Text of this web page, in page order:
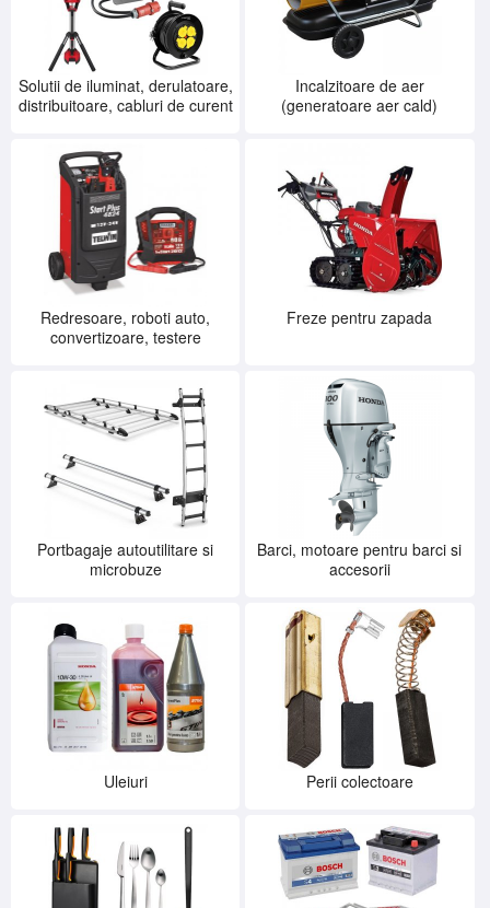
Solutii de iluminat, derulatoare,
distribuitoare, cabluri de curent
Incalzitoare de aer
(generatoare aer cald)
Redresoare, roboti auto,
convertizoare, testere
Freze pentru zapada
Portbagaje autoutilitare si
microbuze
Barci, motoare pentru barci si
accesorii
Uleiuri Perii colectoare